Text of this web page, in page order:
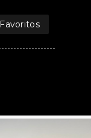
Favoritos